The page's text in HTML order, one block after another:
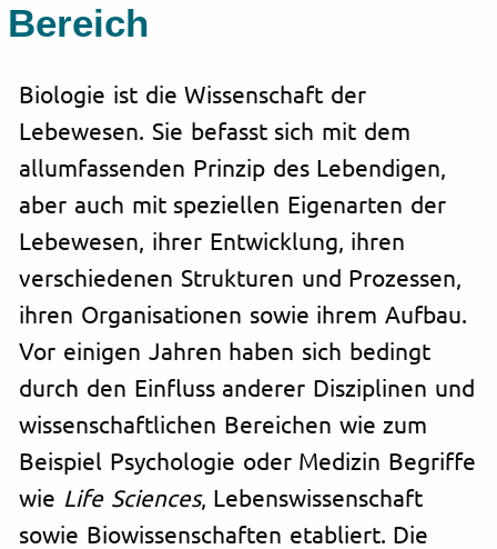
Bereich
Biologie ist die Wissenschaft der
Lebewesen. Sie befasst sich mit dem
allumfassenden Prinzip des Lebendigen,
aber auch mit speziellen Eigenarten der
Lebewesen, ihrer Entwicklung, ihren
verschiedenen Strukturen und Prozessen,
ihren Organisationen sowie ihrem Aufbau.
Vor einigen Jahren haben sich bedingt
durch den Einfluss anderer Disziplinen und
wissenschaftlichen Bereichen wie zum
Beispiel Psychologie oder Medizin Begriffe
wie Life Sciences, Lebenswissenschaft
sowie Biowissenschaften etabliert. Die